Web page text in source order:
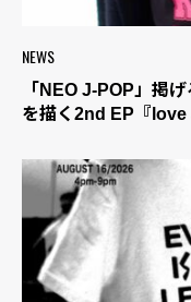
NEWS
「NEO J-POP」掲
を描く2nd EP『love